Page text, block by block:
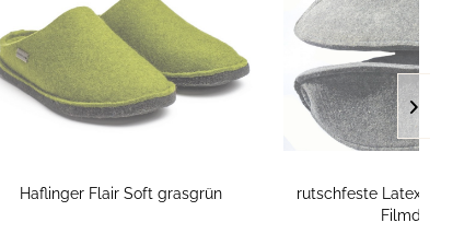
Haflinger Flair Soft grasgrün
rutschfeste
Filmdose...